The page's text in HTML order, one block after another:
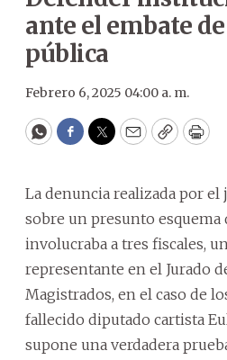
ante el embate
pública
Febrero 6, 2025 04:00 a. m.
WhatsApp
Facebook
Twitter
EmailCopyPrint
La denuncia realizada por el
sobre un presunto esquema
involucraba a tres fiscales,
representante en el Jurado
Magistrados, en el caso de
fallecido diputado cartista
supone una verdadera